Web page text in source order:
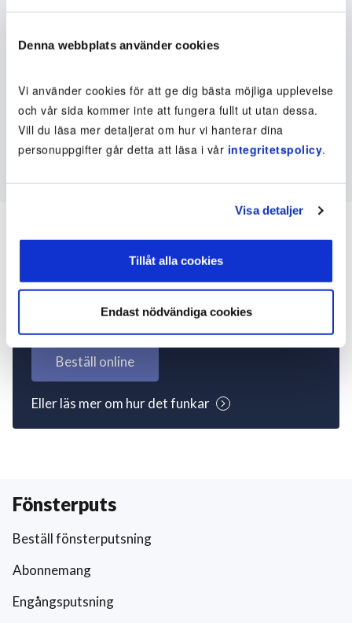
Denna webbplats använder cookies
Vi använder cookies för att ge dig bästa möjliga upplevelse
och vår sida kommer inte att fungera fullt ut utan dessa.
Vill du läsa mer detaljerat om hur vi hanterar dina
personuppgifter går detta att läsa i vår integritetspolicy.
Visa detaljer
Tillåt alla cookies
Endast nödvändiga cookies
Inte kund ännu? Kom
igång nu!
Beställ online
Eller läs mer om hur det funkar
Fönsterputs
Beställ fönsterputsning
Abonnemang
Engångsputsning